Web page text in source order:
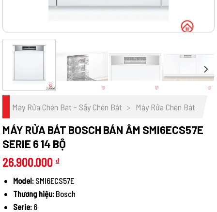
Máy Rửa Chén Bát - Sấy Chén Bát > Máy Rửa Chén Bát
MÁY RỬA BÁT BOSCH BÁN ÂM SMI6ECS57E
SERIE 6 14 BỘ
26.900.000 ₫
Model: SMI6ECS57E
Thương hiệu: Bosch
Serie: 6